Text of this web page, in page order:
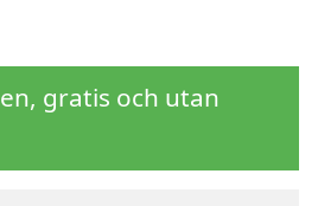
gratis och utan